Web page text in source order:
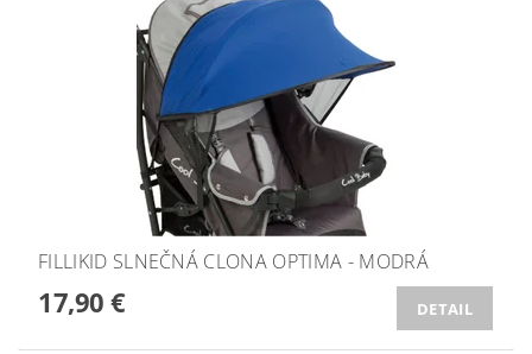
FILLIKID SLNEČNÁ CLONA OPTIMA - MODRÁ
17,90 € DETAIL